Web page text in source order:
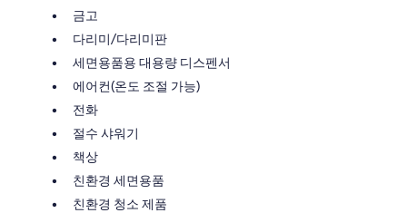
금고
다리미/다리미판
세면용품용 대용량 디스펜서
에어컨(온도 조절 가능)
전화
절수 샤워기
책상
친환경 세면용품
친환경 청소 제품